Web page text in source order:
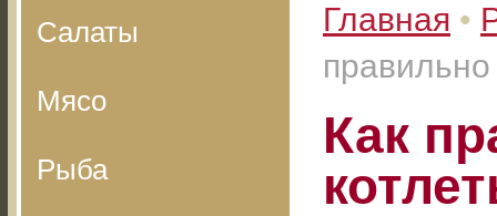
Салаты
Мясо
Рыба
Главная •
правильно
Как